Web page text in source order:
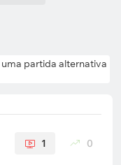
partida alternativa
1 0